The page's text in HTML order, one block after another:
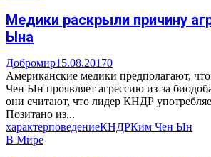
Медики раскрыли причину
Ына
Добромир15.08.20170
Американские медики предполагают,
Чен Ын проявляет агрессию из-за
они считают, что лидер КНДР
Позитано из...
характерповедениеКНДРКим Чен Ын
В Мире